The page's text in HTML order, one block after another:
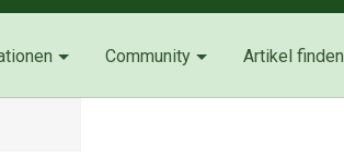
Community Artikel finden